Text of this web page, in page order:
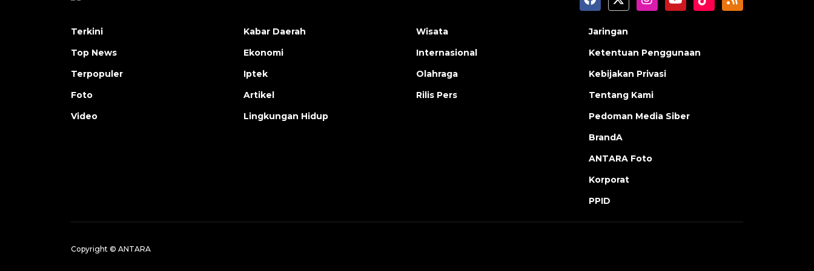
Terkini
Top News
Terpopuler
Foto
Video
Kabar Daerah
Ekonomi
Iptek
Artikel
Lingkungan Hidup
Wisata
Internasional
Olahraga
Rilis Pers
Jaringan
Ketentuan Penggunaan
Kebijakan Privasi
Tentang Kami
Pedoman Media Siber
BrandA
ANTARA Foto
Korporat
PPID
Copyright © ANTARA